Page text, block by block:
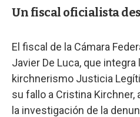
Un fiscal oficialista
El fiscal de la Cámara
Javier De Luca, que integra
kirchnerismo Justicia
su fallo a Cristina
la investigación de la